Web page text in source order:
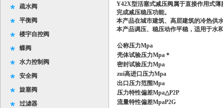
疏水阀
平衡阀
楼宇自控阀
蝶阀
水力控制阀
安全阀
旋塞阀
过滤器
Y42X型活塞式减压阀 属于直接作用式薄
完成减压稳压功能。
本产品在城市建筑、高层建筑的冷热供
本产品调压、稳压动作平稳，适用于水
公称压力Mpa
壳体试验压力Mpa＊
密封试验压力Mpa
zui高进口压力Mpa
出口压力范围Mpa
压力特性偏差Mpa△P2P
流量特性偏差MpaP2G